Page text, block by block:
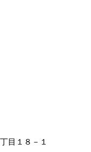
目１８－１